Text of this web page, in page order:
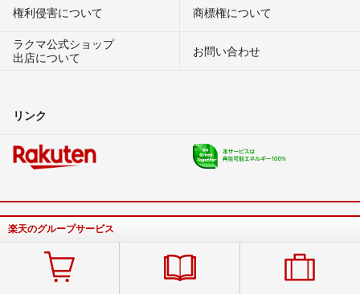
権利侵害について
商標権について
ラクマ公式ショップ
出店について
お問い合わせ
リンク
楽天のグループサービス